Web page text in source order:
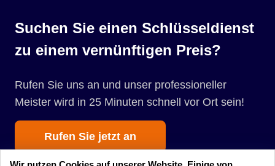
Suchen Sie einen Schlüsseldienst
zu einem vernünftigen Preis?
Rufen Sie uns an und unser professioneller
Meister wird in 25 Minuten schnell vor Ort sein!
Rufen Sie jetzt an